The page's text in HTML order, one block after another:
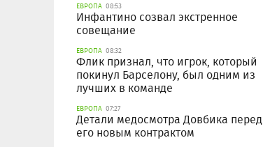
ЕВРОПА 08:53
Инфантино созвал экстренное
совещание
ЕВРОПА 08:32
Флик признал, что игрок, который
покинул Барселону, был одним из
лучших в команде
ЕВРОПА 07:27
Детали медосмотра Довбика перед
его новым контрактом